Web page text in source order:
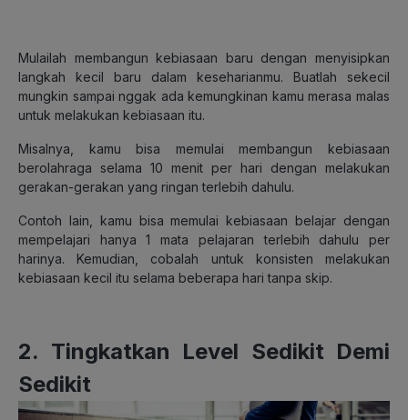
Mulailah membangun kebiasaan baru dengan menyisipkan
langkah kecil baru dalam keseharianmu. Buatlah sekecil
mungkin sampai nggak ada kemungkinan kamu merasa malas
untuk melakukan kebiasaan itu.
Misalnya, kamu bisa memulai membangun kebiasaan
berolahraga selama 10 menit per hari dengan melakukan
gerakan-gerakan yang ringan terlebih dahulu.
Contoh lain, kamu bisa memulai kebiasaan belajar dengan
mempelajari hanya 1 mata pelajaran terlebih dahulu per
harinya. Kemudian, cobalah untuk konsisten melakukan
kebiasaan kecil itu selama beberapa hari tanpa skip.
2. Tingkatkan Level Sedikit Demi
Sedikit